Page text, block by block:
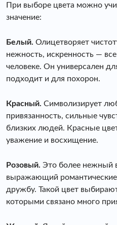
При выборе цвета можно
значение:
Белый. Олицетворяет
нежность, искренность —
человеке. Он универсален
подходит и для похорон.
Красный. Символизирует
привязанность, сильные
близких людей. Красные
уважение и восхищение.
Розовый. Это более нежный
выражающий романтические
дружбу. Такой цвет
которыми связано много